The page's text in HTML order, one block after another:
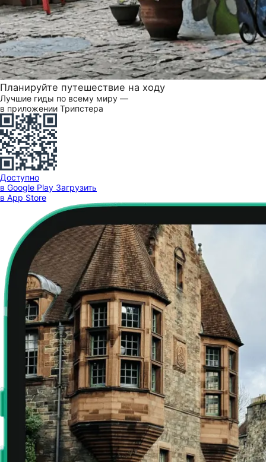
Планируйте путешествие на ходу
Лучшие гиды по всему миру —
в приложении Трипстера
Доступно
в Google Play Загрузить
в App Store